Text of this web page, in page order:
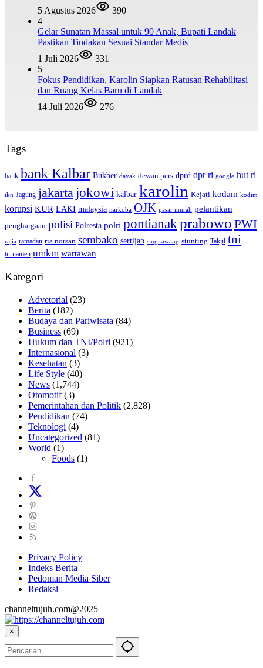
5 Agustus 2026
390
4
Gelar Sunatan Massal untuk 90 Anak, Bupati Landak
Pastikan Tindakan Sesuai Standar Medis
1 Juli 2026
331
5
Fokus Pendidikan, Karolin Siapkan Ratusan Rehabilitasi
dan Ruang Kelas Baru di Landak
14 Juli 2026
276
Tags
bank bank Kalbar Bukber dayak dewan pers dprd dpr ri google hut ri
ikn Jagung jakarta jokowi kalbar karolin Kejati kodam kodim
korupsi KUR LAKI malaysia narkoba OJK pasar murah pelantikan
penghargaan polisi Polresta polri pontianakprabowo PWI
rajia ramadan ria norsan sembako sertijab singkawang stunting Takjil tni
turnamen umkm wartawan
Kategori
Advetorial (23)
Berita (182)
Budaya dan Pariwisata (84)
Business (69)
Hukum dan TNI/Polri (921)
Internasional (3)
Kesehatan (3)
Life Style (40)
News (1,744)
Otomotif(3)
Pemerintahan dan Politik (2,828)
Pendidikan (74)
Teknologi (4)
Uncategorized (81)
World (1)
Foods (1)
Privacy Policy
Indeks Berita
Pedoman Media Siber
Redaksi
channeltujuh.com@2025
×